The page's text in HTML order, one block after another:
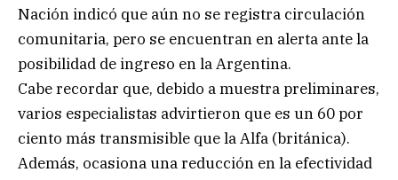
Nación indicó que aún no se registra circulación
comunitaria, pero se encuentran en alerta ante la
posibilidad de ingreso en la Argentina.
Cabe recordar que, debido a muestra preliminares,
varios especialistas advirtieron que es un 60 por
ciento más transmisible que la Alfa (británica).
Además, ocasiona una reducción en la efectividad